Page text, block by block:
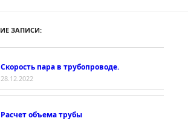
ЗАПИСИ:
Скорость пара в трубопроводе.
28.12.2022
Расчет объема трубы